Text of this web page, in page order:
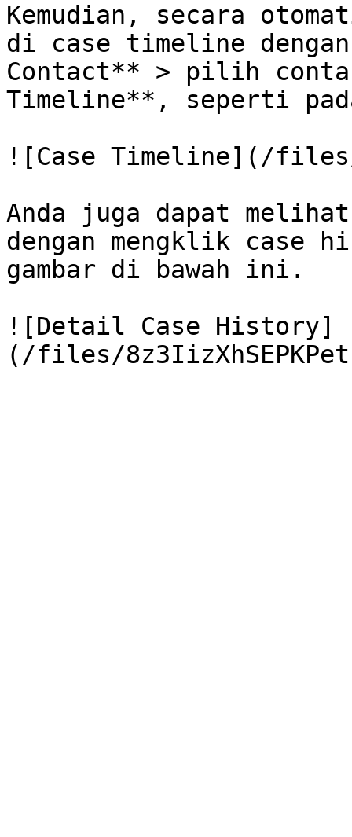
Kemudian, secara
di case timeline
Contact** > pilih
Timeline**, seperti
![Case Timeline](/files/
Anda juga dapat
dengan mengklik case
gambar di bawah ini.
![Detail Case History]